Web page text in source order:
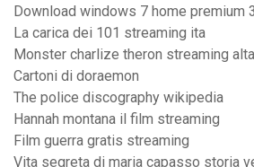
Download windows 7 home premium
La carica dei 101 streaming ita
Monster charlize theron streaming
Cartoni di doraemon
The police discography wikipedia
Hannah montana il film streaming
Film guerra gratis streaming
Vita segreta di maria capasso storia